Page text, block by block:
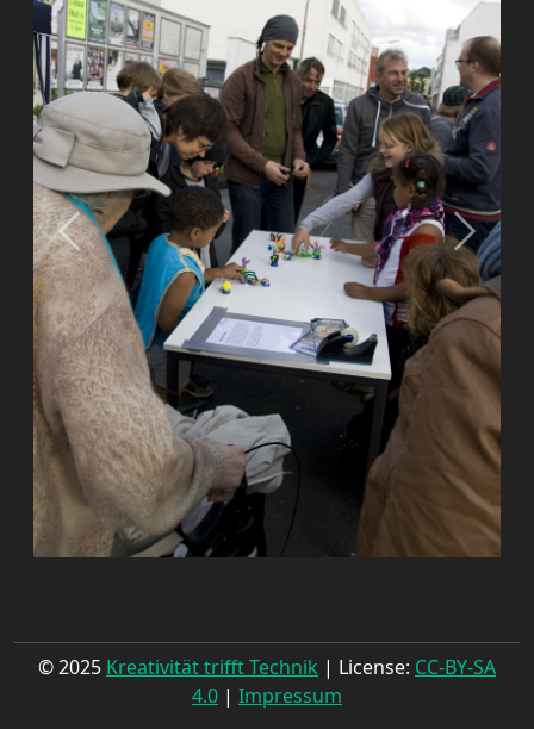
© 2025 Kreativität trifft Technik | License: CC-BY-SA
4.0 | Impressum